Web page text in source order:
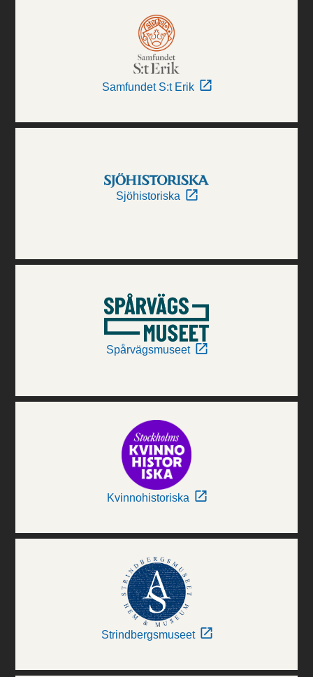
Samfundet S:t Erik
Sjöhistoriska
Spårvägsmuseet
Kvinnohistoriska
Strindbergsmuseet